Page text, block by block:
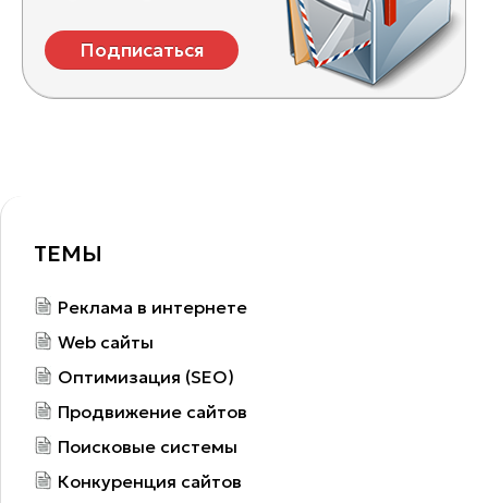
Подписаться
ТЕМЫ
Реклама в интернете
Web сайты
Оптимизация (SEO)
Продвижение сайтов
Поисковые системы
Конкуренция сайтов